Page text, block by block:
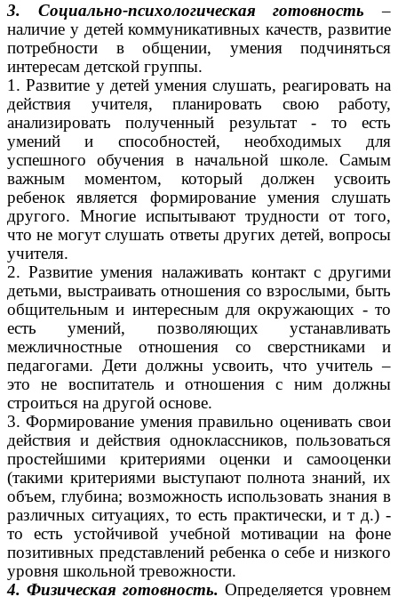
3. Социально-психологическая готовность–
наличие у детей коммуникативных качеств, развитие
потребности в общении, умения подчиняться
интересам детской группы.
1. Развитие у детей умения слушать, реагировать на
действия учителя, планировать свою работу,
анализировать полученный результат - то есть
умений и способностей, необходимых для
успешного обучения в начальной школе. Самым
важным моментом, который должен усвоить
ребенок является формирование умения слушать
другого. Многие испытывают трудности от того,
что не могут слушать ответы других детей, вопросы
учителя.
2. Развитие умения налаживать контакт с другими
детьми, выстраивать отношения со взрослыми, быть
общительным и интересным для окружающих - то
есть умений, позволяющих устанавливать
межличностные отношения со сверстниками и
педагогами. Дети должны усвоить, что учитель –
это не воспитатель и отношения с ним должны
строиться на другой основе.
3. Формирование умения правильно оценивать свои
действия и действия одноклассников, пользоваться
простейшими критериями оценки и самооценки
(такими критериями выступают полнота знаний, их
объем, глубина; возможность использовать знания в
различных ситуациях, то есть практически, и т д.) -
то есть устойчивой учебной мотивации на фоне
позитивных представлений ребенка о себе и низкого
уровня школьной тревожности.
4. Физическая готовность. Определяется уровнем